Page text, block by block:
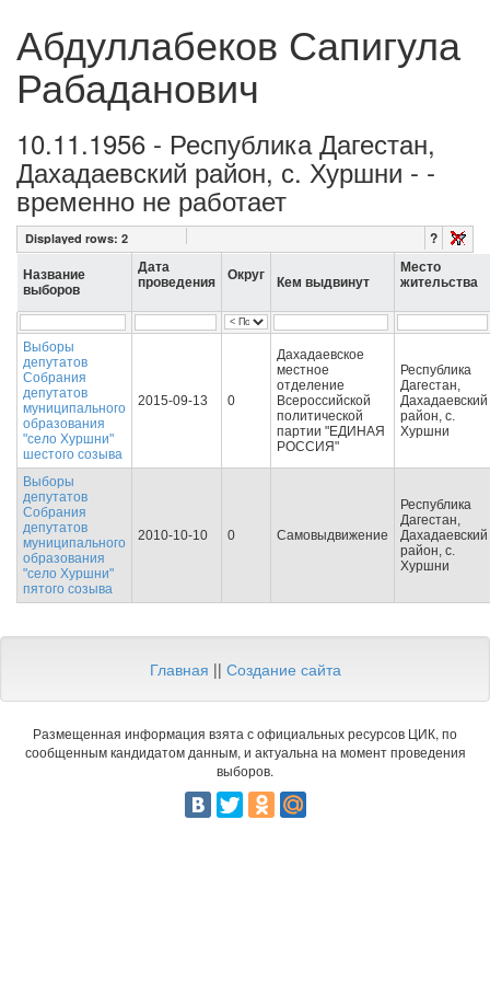
Абдуллабеков Сапигула
Рабаданович
10.11.1956 - Республика Дагестан,
Дахадаевский район, с. Хуршни - -
временно не работает
Displayed rows: 2 ?
Название
выборов
Дата
проведения
Округ Кем выдвинут
Место
жительства
Выборы
депутатов
Собрания
депутатов
муниципального
образования
"село Хуршни"
шестого созыва
2015-09-13 0
Дахадаевское
местное
отделение
Всероссийской
политической
партии "ЕДИНАЯ
РОССИЯ"
Республика
Дагестан,
Дахадаевский
район, с.
Хуршни
Выборы
депутатов
Собрания
депутатов
муниципального
образования
"село Хуршни"
пятого созыва
2010-10-10 0 Самовыдвижение
Республика
Дагестан,
Дахадаевский
район, с.
Хуршни
Главная || Создание сайта
Размещенная информация взята с официальных ресурсов ЦИК, по
сообщенным кандидатом данным, и актуальна на момент проведения
выборов.